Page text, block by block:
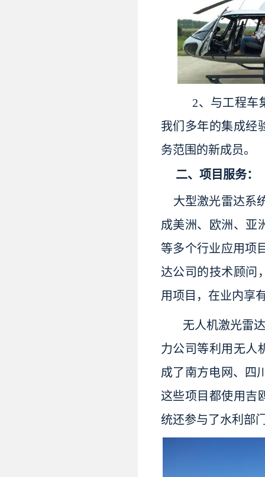
2、与工程车
我们多年的集成经
务范围的新成员。
二、项目服务：
大型激光雷达系
成美洲、欧洲、亚
等多个行业应用项
达公司的技术顾问
用项目，在业内享
无人机激光雷
力公司等利用无人
成了南方电网、四
这些项目都使用吉
统还参与了水利部